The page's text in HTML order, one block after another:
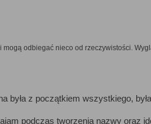
mogą odbiegać nieco od rzeczywistości.
była z początkiem wszystkiego,
podczas tworzenia nazwy oraz